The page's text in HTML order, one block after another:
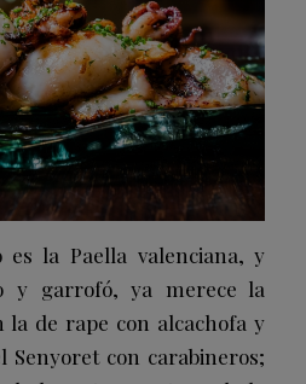
es la Paella valenciana, y
y garrofó, ya merece la
la de rape con alcachofa y
Senyoret con carabineros;